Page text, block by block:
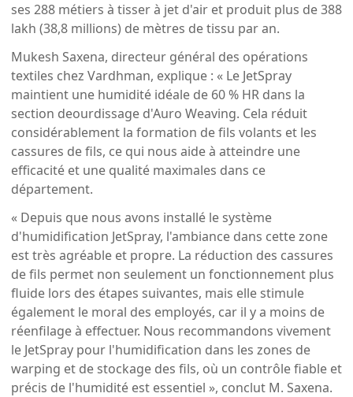
ses 288 métiers à tisser à jet d'air et produit plus de 388
lakh (38,8 millions) de mètres de tissu par an.
Mukesh Saxena, directeur général des opérations
textiles chez Vardhman, explique : « Le JetSpray
maintient une humidité idéale de 60 % HR dans la
section deourdissage d'Auro Weaving. Cela réduit
considérablement la formation de fils volants et les
cassures de fils, ce qui nous aide à atteindre une
efficacité et une qualité maximales dans ce
département.
« Depuis que nous avons installé le système
d'humidification JetSpray, l'ambiance dans cette zone
est très agréable et propre. La réduction des cassures
de fils permet non seulement un fonctionnement plus
fluide lors des étapes suivantes, mais elle stimule
également le moral des employés, car il y a moins de
réenfilage à effectuer. Nous recommandons vivement
le JetSpray pour l'humidification dans les zones de
warping et de stockage des fils, où un contrôle fiable et
précis de l'humidité est essentiel », conclut M. Saxena.